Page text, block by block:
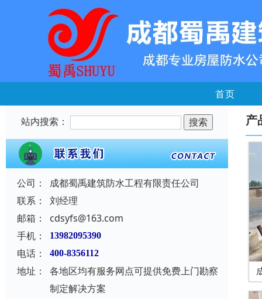
首页
站内搜索：
公司：
成都蜀禹建筑防水工程有限责任公司
联系：
刘经理
邮箱：
cdsyfs@163.com
手机：
13982095390
电话： 400-8356112
地址：
各地区均有服务网点可提供免费上门勘察
制定解决方案
产